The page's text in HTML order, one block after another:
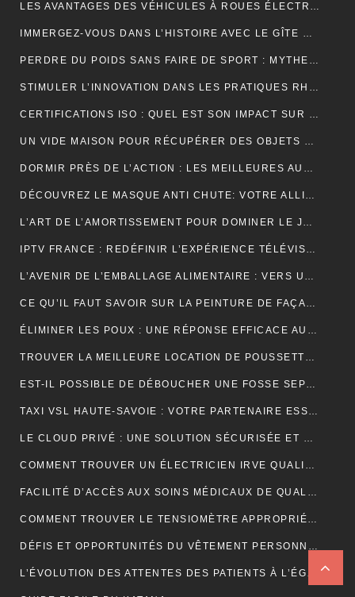
LES AVANTAGES DES VÉHICULES À ROUES ÉLECTRIQUES POUR L’ENVIRONNEMENT.
IMMERGEZ-VOUS DANS L’HISTOIRE AVEC LE GÎTE MONT SAINT MICHEL
PERDRE DU POIDS SANS FAIRE DE SPORT : MYTHES ET RÉALITÉS
STIMULER L’INNOVATION DANS LES PRATIQUES RH PAR L’EXTERNALISATION
CERTIFICATIONS ISO : QUEL EST SON IMPACT SUR LES TARIFS D’UNE TRADUCTION ASSERMENTÉE ?
UN VIDE MAISON POUR RÉCUPÉRER DES OBJETS DE DÉCORATION
DORMIR PRÈS DE L’ACTION : LES MEILLEURES AUBERGES DE JEUNESSE À PROXIMITÉ DU PUY DU FOU
DÉCOUVREZ LE MASQUE ANTI CHUTE: VOTRE ALLIÉ POUR DES CHEVEUX FORTS ET SAINS
L’ART DE L’AMORTISSEMENT POUR DOMINER LE JEU DE BADMINTON
IPTV FRANCE : REDÉFINIR L’EXPÉRIENCE TÉLÉVISUELLE
L’AVENIR DE L’EMBALLAGE ALIMENTAIRE : VERS UNE RÉVOLUTION DURABLE ?
CE QU’IL FAUT SAVOIR SUR LA PEINTURE DE FAÇADE
ÉLIMINER LES POUX : UNE RÉPONSE EFFICACE AU CENTRE DE TRAITEMENT DES POUX À LYON
TROUVER LA MEILLEURE LOCATION DE POUSSETTE: FACILITEZ VOS DÉPLACEMENTS AVEC BÉBÉ
EST-IL POSSIBLE DE DÉBOUCHER UNE FOSSE SEPTIQUE NATURELLEMENT ?
TAXI VSL HAUTE-SAVOIE : VOTRE PARTENAIRE ESSENTIEL POUR DES DÉPLACEMENTS MÉDICAUX SÛRS ET CONFORTABLES
LE CLOUD PRIVÉ : UNE SOLUTION SÉCURISÉE ET POLYVALENTE POUR LE STOCKAGE ET L’ACCÈS AUX DONNÉES
COMMENT TROUVER UN ÉLECTRICIEN IRVE QUALIFIÉ POUR VOTRE PROJET DE MOBILITÉ ÉLECTRIQUE ?
FACILITÉ D’ACCÈS AUX SOINS MÉDICAUX DE QUALITÉ AVEC LES TAXIS VSL DE CLERMONT-FERRAND
COMMENT TROUVER LE TENSIOMÈTRE APPROPRIÉ POUR VOUS?
DÉFIS ET OPPORTUNITÉS DU VÊTEMENT PERSONNALISÉ : ANALYSE DU SECTEUR
L’ÉVOLUTION DES ATTENTES DES PATIENTS À L’ÉGARD DU TÉLÉSECRÉTARIAT MÉDICAL : SERVICES PERSONNALISÉS, RÉPONSE RAPIDE ET DISPONIBILITÉ